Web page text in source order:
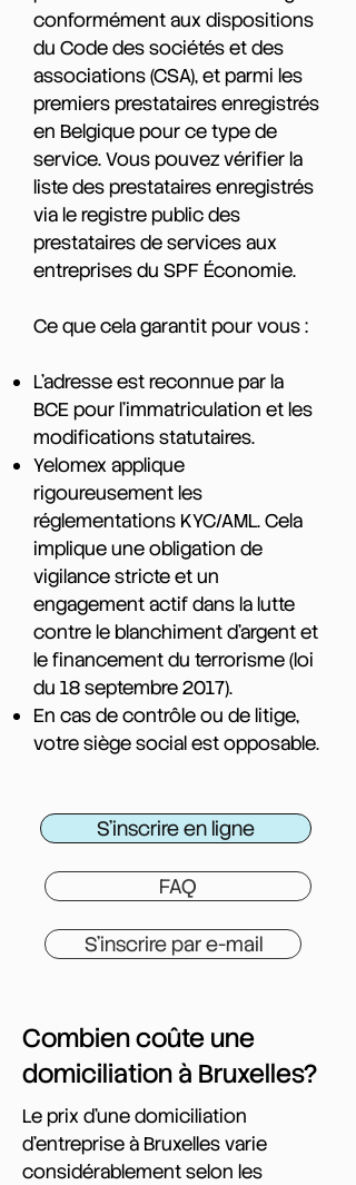
conformément aux dispositions
du Code des sociétés et des
associations (CSA), et parmi les
premiers prestataires enregistrés
en Belgique pour ce type de
service. Vous pouvez vérifier la
liste des prestataires enregistrés
via leregistre publicdes
prestataires de services aux
entreprises du SPF Économie.
Ce que cela garantit pour vous :
L'adresse est reconnue par la
BCE pour l'immatriculation et les
modifications statutaires.
Yelomex applique
rigoureusement les
réglementations KYC/AML. Cela
implique une obligation de
vigilance stricte et un
engagement actif dans la lutte
contre le blanchiment d'argent et
le financement du terrorisme (loi
du 18 septembre 2017).
En cas de contrôle ou de litige,
votre siège social est opposable.
S'inscrire en ligne
FAQ
S'inscrire par e-mail
Combien coûte une
domiciliation à Bruxelles?
Le prix d'une domiciliation
d'entreprise à Bruxelles varie
considérablement selon les